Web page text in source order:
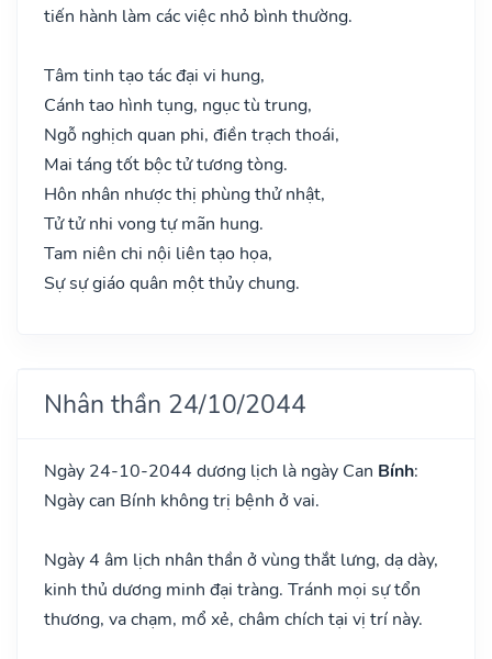
tiến hành làm các việc nhỏ bình thường.
Tâm tinh tạo tác đại vi hung,
Cánh tao hình tụng, ngục tù trung,
Ngỗ nghịch quan phi, điền trạch thoái,
Mai táng tốt bộc tử tương tòng.
Hôn nhân nhược thị phùng thử nhật,
Tử tử nhi vong tự mãn hung.
Tam niên chi nội liên tạo họa,
Sự sự giáo quân một thủy chung.
Nhân thần 24/10/2044
Ngày 24-10-2044 dương lịch là ngày Can Bính:
Ngày can Bính không trị bệnh ở vai.
Ngày 4 âm lịch nhân thần ở vùng thắt lưng, dạ dày,
kinh thủ dương minh đại tràng. Tránh mọi sự tổn
thương, va chạm, mổ xẻ, châm chích tại vị trí này.